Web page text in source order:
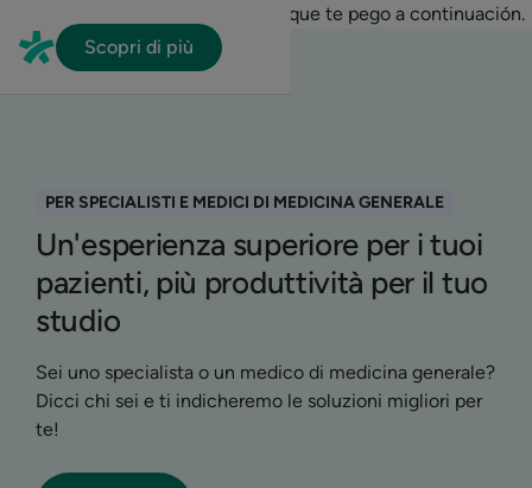
Scopri di più
En HubSpot tenemos otro código que te pego a continuación.
PER SPECIALISTI E MEDICI DI MEDICINA GENERALE
Un'esperienza superiore per i tuoi
pazienti, più produttività per il tuo
studio
Sei uno specialista o un medico di medicina generale?
Dicci chi sei e ti indicheremo le soluzioni migliori per
te!